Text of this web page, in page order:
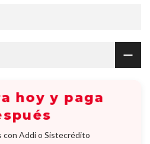
hoy y paga
con Addi o Sistecrédito